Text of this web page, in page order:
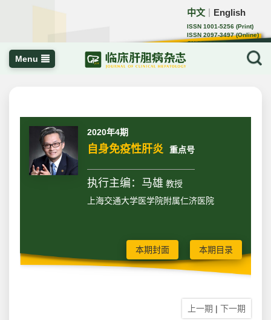
中文 English
ISSN 1001-5256 (Print)
ISSN 2097-3497 (Online)
CN 22-1108/R
Menu
2020年4期
自身免疫性肝炎 重点号
执行主编：马雄 教授
上海交通大学医学院附属仁济医院
本期封面 本期目录
上一期 | 下一期